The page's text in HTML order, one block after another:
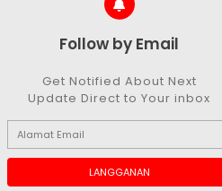
Follow by Email
Get Notified About Next
Update Direct to Your inbox